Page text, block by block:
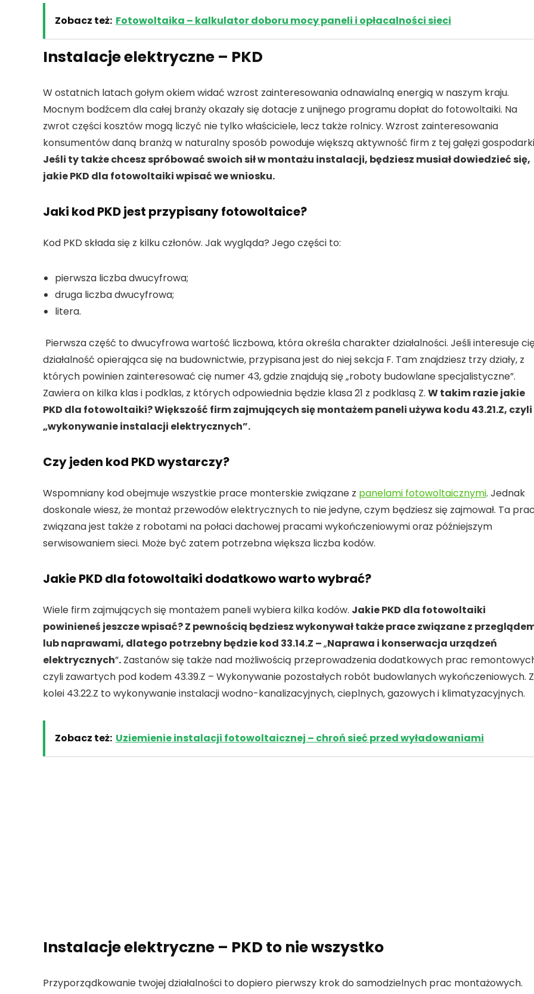
Zobacz też: Fotowoltaika – kalkulator doboru mocy paneli i opłacalności sieci
Instalacje elektryczne – PKD
W ostatnich latach gołym okiem widać wzrost zainteresowania odnawialną energią w naszym kraju.
Mocnym bodźcem dla całej branży okazały się dotacje z unijnego programu dopłat do fotowoltaiki. Na
zwrot części kosztów mogą liczyć nie tylko właściciele, lecz także rolnicy. Wzrost zainteresowania
konsumentów daną branżą w naturalny sposób powoduje większą aktywność firm z tej gałęzi
Jeśli ty także chcesz spróbować swoich sił w montażu instalacji, będziesz musiał dowiedzieć się,
jakie PKD dla fotowoltaiki wpisać we wniosku.
Jaki kod PKD jest przypisany fotowoltaice?
Kod PKD składa się z kilku członów. Jak wygląda? Jego części to:
pierwsza liczba dwucyfrowa;
druga liczba dwucyfrowa;
litera.
Pierwsza część to dwucyfrowa wartość liczbowa, która określa charakter działalności. Jeśli interesuje
działalność opierająca się na budownictwie, przypisana jest do niej sekcja F. Tam znajdziesz trzy działy, z
których powinien zainteresować cię numer 43, gdzie znajdują się „roboty budowlane specjalistyczne”.
Zawiera on kilka klas i podklas, z których odpowiednia będzie klasa 21 z podklasą Z. W takim razie jakie
PKD dla fotowoltaiki? Większość firm zajmujących się montażem paneli używa kodu 43.21.Z, czyli
„wykonywanie instalacji elektrycznych”.
Czy jeden kod PKD wystarczy?
Wspomniany kod obejmuje wszystkie prace monterskie związane z panelami fotowoltaicznymi. Jednak
doskonale wiesz, że montaż przewodów elektrycznych to nie jedyne, czym będziesz się zajmował. Ta
związana jest także z robotami na połaci dachowej pracami wykończeniowymi oraz późniejszym
serwisowaniem sieci. Może być zatem potrzebna większa liczba kodów.
Jakie PKD dla fotowoltaiki dodatkowo warto wybrać?
Wiele firm zajmujących się montażem paneli wybiera kilka kodów. Jakie PKD dla fotowoltaiki
powinieneś jeszcze wpisać? Z pewnością będziesz wykonywał także prace związane z
lub naprawami, dlatego potrzebny będzie kod 33.14.Z –„Naprawa i konserwacja urządzeń
elektrycznych”. Zastanów się także nad możliwością przeprowadzenia dodatkowych prac
czyli zawartych pod kodem 43.39.Z – Wykonywanie pozostałych robót budowlanych wykończeniowych. Z
kolei 43.22.Z to wykonywanie instalacji wodno-kanalizacyjnych, cieplnych, gazowych i klimatyzacyjnych.
Zobacz też: Uziemienie instalacji fotowoltaicznej – chroń sieć przed wyładowaniami
Instalacje elektryczne – PKD to nie wszystko
Przyporządkowanie twojej działalności to dopiero pierwszy krok do samodzielnych prac montażowych.